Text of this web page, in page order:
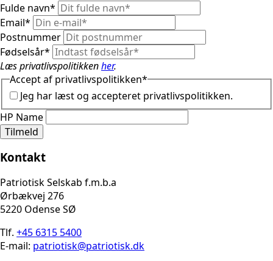
Fulde navn*
Email*
Postnummer
Fødselsår*
Læs privatlivspolitikkenher.
Accept af privatlivspolitikken*
Jeg har læst og accepteret privatlivspolitikken.
HP Name
Tilmeld
Kontakt
Patriotisk Selskab f.m.b.a
Ørbækvej 276
5220 Odense SØ
Tlf. +45 6315 5400
E-mail: patriotisk@patriotisk.dk